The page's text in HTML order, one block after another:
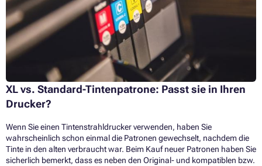
XL vs. Standard-Tintenpatrone: Passt sie in Ihren
Drucker?
Wenn Sie einen Tintenstrahldrucker verwenden, haben Sie
wahrscheinlich schon einmal die Patronen gewechselt, nachdem die
Tinte in den alten verbraucht war. Beim Kauf neuer Patronen haben Sie
sicherlich bemerkt, dass es neben den Original- und kompatiblen bzw.